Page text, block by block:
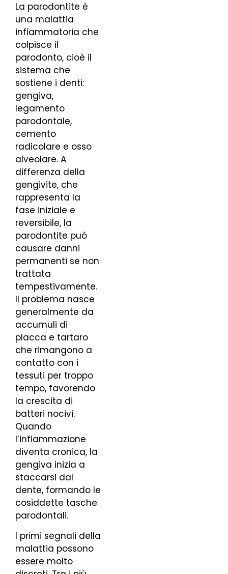
La parodontite è
una malattia
infiammatoria che
colpisce il
parodonto, cioè il
sistema che
sostiene i denti:
gengiva,
legamento
parodontale,
cemento
radicolare e osso
alveolare. A
differenza della
gengivite, che
rappresenta la
fase iniziale e
reversibile, la
parodontite può
causare danni
permanenti se non
trattata
tempestivamente.
Il problema nasce
generalmente da
accumuli di
placca e tartaro
che rimangono a
contatto con i
tessuti per troppo
tempo, favorendo
la crescita di
batteri nocivi.
Quando
l’infiammazione
diventa cronica, la
gengiva inizia a
staccarsi dal
dente, formando le
cosiddette tasche
parodontali.
I primi segnali della
malattia possono
essere molto